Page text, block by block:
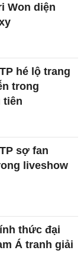
Won diện
hé lộ trang
trong
tiên
sợ fan
liveshow
thức đại
Á tranh giải